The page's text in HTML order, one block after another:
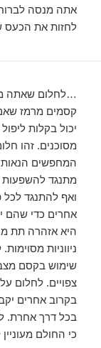
אתה מנסה
לחזות את הכעס
…לחלום שאתה
קסמים מרמז
יכול בקלות
מסוכנים. זהו
המחפשים הנאות
מתנגד
ואף להתנגד לכל
אחרים כדי שהם
היא אזהרה תת
ניווניות
שימוש בקסם
צפויים. לחלום
בקרוב אחרים
בכל דרך אחרת.
כי החולם